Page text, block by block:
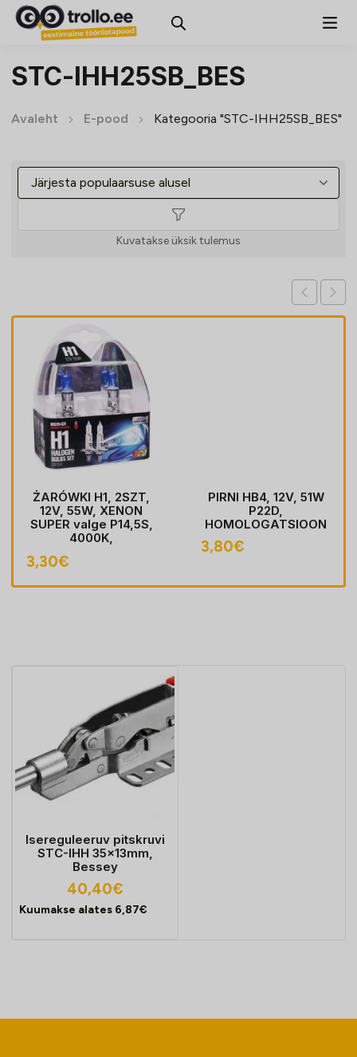
STC-IHH25SB_BES
Avaleht E-pood Kategooria "STC-IHH25SB_BES"
Kuvatakse üksik tulemus
ŻARÓWKI H1, 2SZT,
12V, 55W, XENON
SUPER valge P14,5S,
4000K,
3,30€
PIRNI HB4, 12V, 51W
P22D,
HOMOLOGATSIOON
3,80€
Isereguleeruv pitskruvi
STC-IHH 35x13mm,
Bessey
40,40€
Kuumakse alates 6,87€